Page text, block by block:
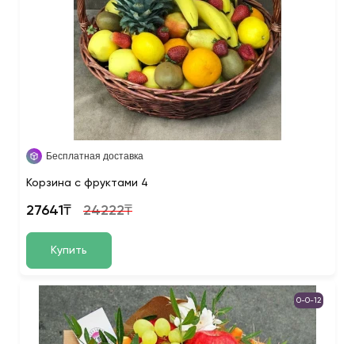
Бесплатная доставка
Корзина с фруктами 4
27641₸ 24222₸
Купить
0-0-12